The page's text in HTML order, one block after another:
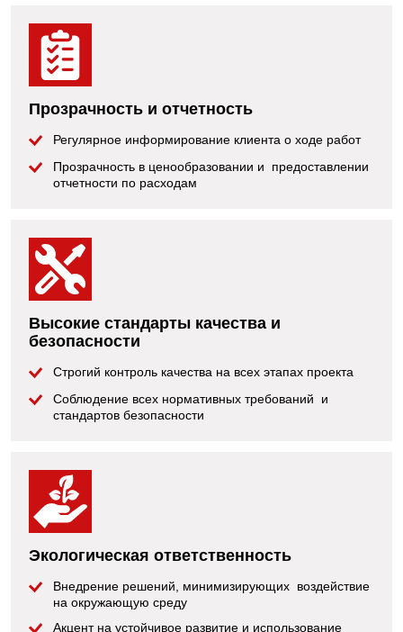
Прозрачность и отчетность
Регулярное информирование клиента о ходе работ
Прозрачность в ценообразовании и предоставлении
отчетности по расходам
Высокие стандарты качества и
безопасности
Строгий контроль качества на всех этапах проекта
Соблюдение всех нормативных требований и
стандартов безопасности
Экологическая ответственность
Внедрение решений, минимизирующих воздействие
на окружающую среду
Акцент на устойчивое развитие и использование